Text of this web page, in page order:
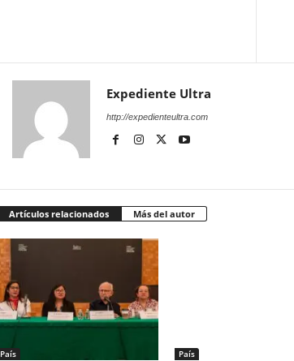
Expediente Ultra
http://expedienteultra.com
Artículos relacionados Más del autor
País País